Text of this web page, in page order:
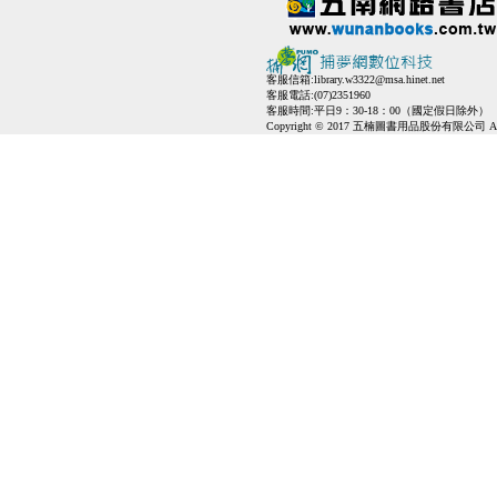
客服信箱:library.w3322@msa.hinet.net
客服電話:(07)2351960
客服時間:平日9：30-18：00（國定假日除外）
Copyright © 2017 五楠圖書用品股份有限公司